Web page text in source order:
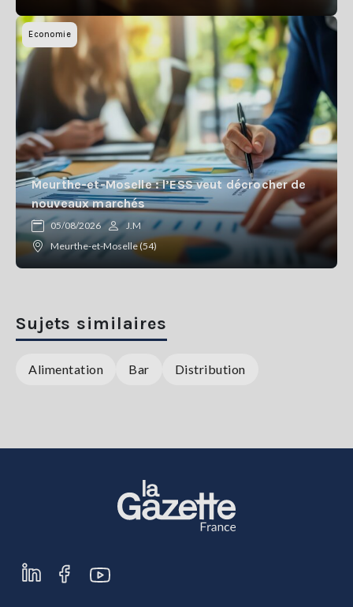
Economie
Meurthe-et-Moselle : l’ESS veut décrocher de
nouveaux marchés
05/08/2026
J.M
Meurthe-et-Moselle (54)
Sujets similaires
Alimentation Bar Distribution